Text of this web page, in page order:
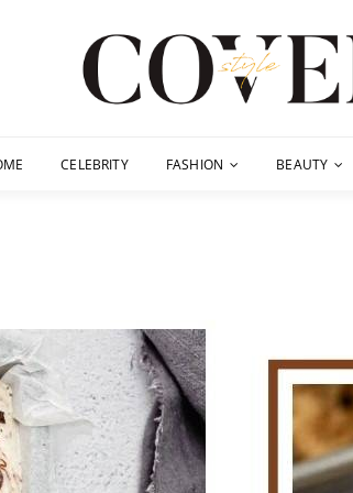
CELEBRITY FASHION BEAUTY